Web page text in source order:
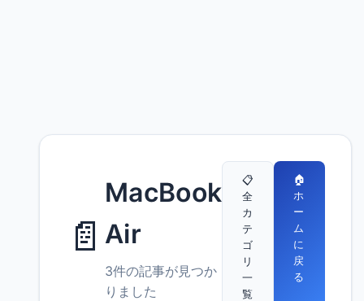
📄
MacBook
Air
3件の記事が見つか
りました
📋
全
カ
テ
ゴ
リ
一
覧
🏠
ホ
ー
ム
に
戻
る